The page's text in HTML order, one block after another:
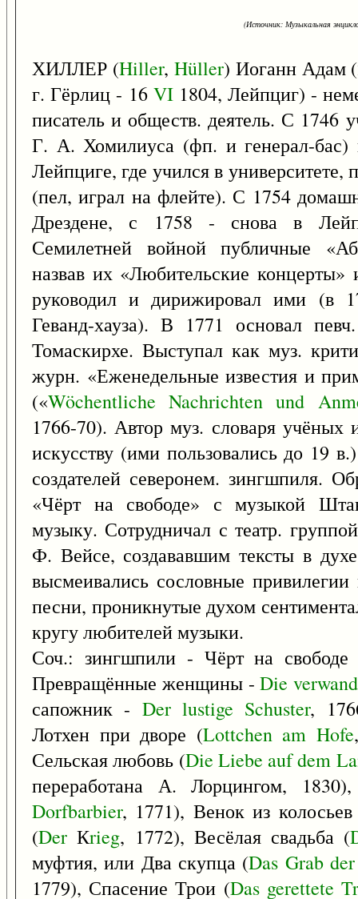
(Источник: Музыкальная
ХИЛЛЕР (Hiller, Hüller) Иоганн Адам
г. Гёрлиц - 16 VI1804, Лейпциг) -
писатель и обществ. деятель. С 1746
Г. А. Хомилиуса (фп. и генерал-
Лейпциге, где учился в университете,
(пел, играл на флейте). С 1754
Дрездене, с 1758 - снова в
Семилетней войной публичные
назвав их «Любительские концерты»
руководил и дирижировал ими (в
Геванд-хауза). В 1771 основал
Томаскирхе. Выступал как муз.
журн. «Еженедельные известия и
(«Wöchentliche Nachrichten und
1766-70). Автор муз. словаря учёных
искусству (ими пользовались до 19
создателей северонем. зингшпиля.
«Чёрт на свободе» с музыкой
музыку. Сотрудничал с театр.
Ф. Вейсе, создававшим тексты в
высмеивались сословные
песни, проникнутые духом
кругу любителей музыки.
Соч.: зингшпили - Чёрт на
Превращённые женщины -Die
сапожник - Der lustige Schuster,
Лотхен при дворе (Lottchen am Hofe
Сельская любовь (Die Liebe aufdem
переработана А. Лорцингом,
Dorfbarbier, 1771), Венок из
(Der Кrieg, 1772), Весёлая свадьба (
муфтия, или Два скупца (Das Grab der
1779), Спасение Трои (Das gerettete